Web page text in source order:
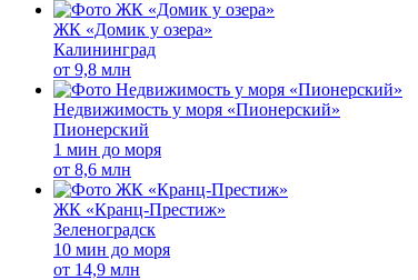
ЖК «Домик у озера»
Калининград
от 9,8 млн
Недвижимость у моря «Пионерский»
Пионерский
1 мин до моря
от 8,6 млн
ЖК «Кранц-Престиж»
Зеленоградск
10 мин до моря
от 14,9 млн